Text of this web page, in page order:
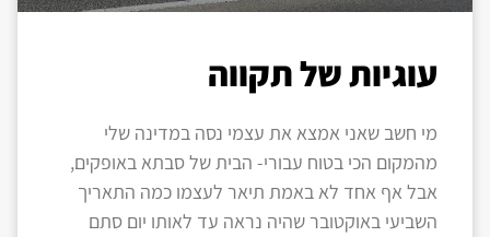
עוגיות של תקווה
מי חשב שאני אמצא את עצמי נסה במדינה שלי
מהמקום הכי בטוח עבורי- הבית של סבתא באופקים,
אבל אף אחד לא באמת תיאר לעצמו כמה התאריך
השביעי באוקטובר שהיה נראה עד לאותו יום סתם